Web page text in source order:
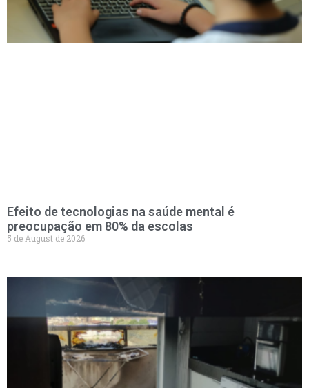
Efeito de tecnologias na saúde mental é
preocupação em 80% da escolas
5 de August de 2026